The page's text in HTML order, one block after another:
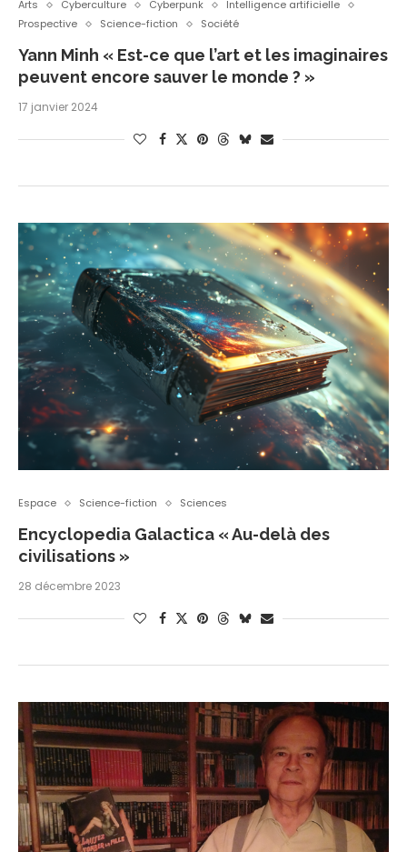
Arts Cyberculture Cyberpunk
Intelligence artificielle
Prospective
Science-fiction Société
Yann Minh « Est-ce que l’art et les imaginaires
peuvent encore sauver le monde ? »
17 janvier 2024
Espace Science-fiction Sciences
Encyclopedia Galactica « Au-delà des
civilisations »
28 décembre 2023